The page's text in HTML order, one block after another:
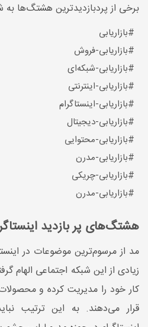
برخی از پردبازدیدترین هشتگ‌ها به
#بازاریابی
#بازاریابی-فروش
#بازاریابی-شبکه‌ای
#بازاریابی-اینترنتی
#بازاریابی-اینستاگرام
#بازاریابی-دیجیتال
#بازاریابی-محتوایی
#بازاریابی-مدرن
#بازاریابی-چریکی
#بازاریابی-مدرن
هشتگ‌های پر بازدید
مد از مرسوم‌ترین موضوعات در
زیادی از این شبکه اجتماعی الهام
کار خود را مدیریت کرده و
قرار می‌دهند. به این ترتیب